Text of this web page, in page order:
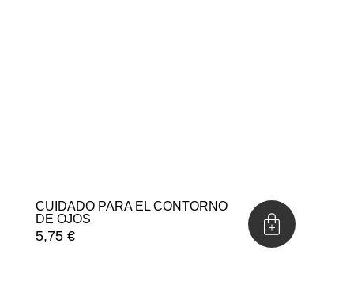
CUIDADO PARA EL CONTORNO
DE OJOS
5,75 €